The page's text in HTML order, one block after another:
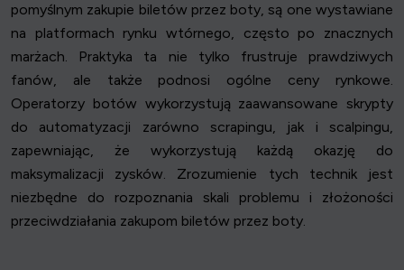
pomyślnym zakupie biletów przez boty, są one wystawiane
na platformach rynku wtórnego, często po znacznych
marżach. Praktyka ta nie tylko frustruje prawdziwych
fanów, ale także podnosi ogólne ceny rynkowe.
Operatorzy botów wykorzystują zaawansowane skrypty
do automatyzacji zarówno scrapingu, jak i scalpingu,
zapewniając, że wykorzystują każdą okazję do
maksymalizacji zysków. Zrozumienie tych technik jest
niezbędne do rozpoznania skali problemu i złożoności
przeciwdziałania zakupom biletów przez boty.